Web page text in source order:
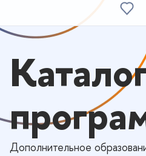
Дополнительное